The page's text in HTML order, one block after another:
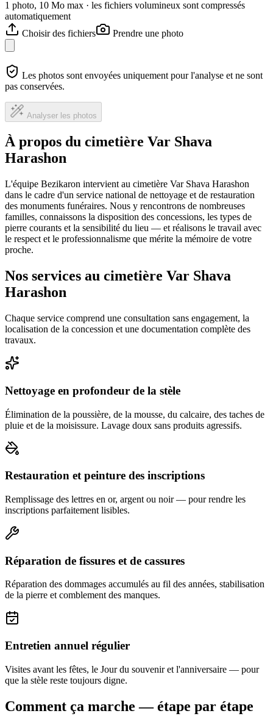
1 photo, 10 Mo max · les fichiers volumineux sont compressés
automatiquement
Choisir des fichiers
Prendre une photo
Les photos sont envoyées uniquement pour l'analyse et ne sont
pas conservées.
Analyser les photos
À propos du cimetière Var Shava
Harashon
L'équipe Bezikaron intervient au cimetière Var Shava Harashon
dans le cadre d'un service national de nettoyage et de restauration
des monuments funéraires. Nous y rencontrons de nombreuses
familles, connaissons la disposition des concessions, les types de
pierre courants et la sensibilité du lieu — et réalisons le travail avec
le respect et le professionnalisme que mérite la mémoire de votre
proche.
Nos services au cimetière Var Shava
Harashon
Chaque service comprend une consultation sans engagement, la
localisation de la concession et une documentation complète des
travaux.
Nettoyage en profondeur de la stèle
Élimination de la poussière, de la mousse, du calcaire, des taches de
pluie et de la moisissure. Lavage doux sans produits agressifs.
Restauration et peinture des inscriptions
Remplissage des lettres en or, argent ou noir — pour rendre les
inscriptions parfaitement lisibles.
Réparation de fissures et de cassures
Réparation des dommages accumulés au fil des années, stabilisation
de la pierre et comblement des manques.
Entretien annuel régulier
Visites avant les fêtes, le Jour du souvenir et l'anniversaire — pour
que la stèle reste toujours digne.
Comment ça marche — étape par étape